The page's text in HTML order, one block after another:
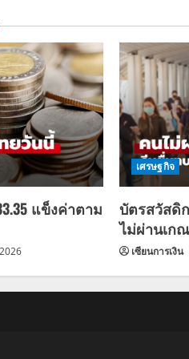
แข็งค่าตาม
เศรษฐกิจ
บัตรสวัสดิ
ไม่ผ่านเก
เซียนการเงิน